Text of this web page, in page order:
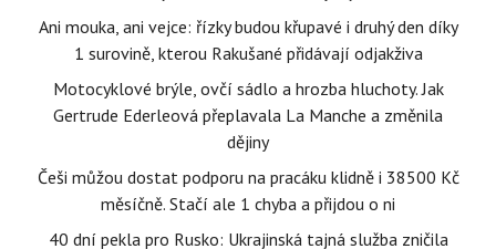
Ani mouka, ani vejce: řízky budou křupavé i druhý den díky
1 surovině, kterou Rakušané přidávají odjakživa
Motocyklové brýle, ovčí sádlo a hrozba hluchoty. Jak
Gertrude Ederleová přeplavala La Manche a změnila
dějiny
Češi můžou dostat podporu na pracáku klidně i 38500 Kč
měsíčně. Stačí ale 1 chyba a přijdou o ni
40 dní pekla pro Rusko: Ukrajinská tajná služba zničila